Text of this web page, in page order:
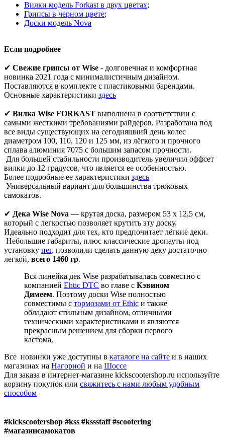
Вилки модель Forkast в двух цветах;
Грипсы в черном цвете;
Доски модель Nova
Если подробнее
✔ Свежие грипсы от Wise - долговечная и комфортная
новинка 2021 года с минималистичным дизайном.
Поставляются в комплекте с пластиковыми барендами.
Основные характеристики здесь
✔ Вилка Wise FORKAST выполнена в соответствии с
самыми жесткими требованиями райдеров. Разработана под
все виды существующих на сегодняшний день колес
диаметром 100, 110, 120 и 125 мм, из лёгкого и прочного
сплава алюминия 7075 с большим запасом прочности.
Для большей стабильности производитель увеличил оффсет
вилки до 12 градусов, что является ее особенностью.
Более подробные ее характеристики здесь
Универсальный вариант для большинства трюковых
самокатов.
✔ Дека Wise Nova — крутая доска, размером 53 х 12,5 см,
который c легкостью позволяет крутить эту доску.
Идеально подходит для тех, кто предпочитает лёгкие деки.
Небольшие габариты, плюс классические дропауты под
установку пег, позволили сделать данную деку достаточно
легкой, всего 1460 гр.
Вся линейка дек Wise разрабатывалась совместно с
компанией Ehtic DTC во главе с Кэвином
Димеем. Поэтому доски Wise полностью
совместимы с тормозами от Ethic и также
обладают стильным дизайном, отличными
техническими характеристиками и являются
прекрасным решением для сборки первого
кастома.
Все новинки уже доступны в каталоге на сайте и в наших
магазинах на Нагорной и на Шоссе
Для заказа в интернет-магазине kickscootershop.ru используйте
корзину покупок или свяжитесь с нами любым удобным
способом
#kickscootershop #kss #kssstaff #scootering
#магазинсамокатов